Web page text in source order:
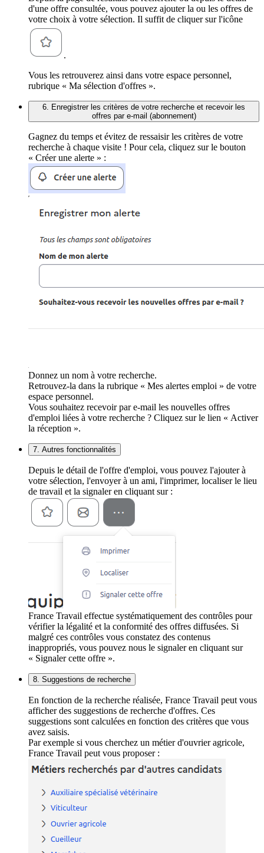
d'une offre consultée, vous pouvez ajouter la ou les offres de
votre choix à votre sélection. Il suffit de cliquer sur l'icône
.
Vous les retrouverez ainsi dans votre espace personnel,
rubrique « Ma sélection d'offres ».
6. Enregistrer les critères de votre recherche et recevoir les
offres par e-mail (abonnement)
Gagnez du temps et évitez de ressaisir les critères de votre
recherche à chaque visite ! Pour cela, cliquez sur le bouton
« Créer une alerte » :
Donnez un nom à votre recherche.
Retrouvez-la dans la rubrique « Mes alertes emploi » de votre
espace personnel.
Vous souhaitez recevoir par e-mail les nouvelles offres
d'emploi liées à votre recherche ? Cliquez sur le lien « Activer
la réception ».
7. Autres fonctionnalités
Depuis le détail de l'offre d'emploi, vous pouvez l'ajouter à
votre sélection, l'envoyer à un ami, l'imprimer, localiser le lieu
de travail et la signaler en cliquant sur :
France Travail effectue systématiquement des contrôles pour
vérifier la légalité et la conformité des offres diffusées. Si
malgré ces contrôles vous constatez des contenus
inappropriés, vous pouvez nous le signaler en cliquant sur
« Signaler cette offre ».
8. Suggestions de recherche
En fonction de la recherche réalisée, France Travail peut vous
afficher des suggestions de recherche d'offres. Ces
suggestions sont calculées en fonction des critères que vous
avez saisis.
Par exemple si vous cherchez un métier d'ouvrier agricole,
France Travail peut vous proposer :